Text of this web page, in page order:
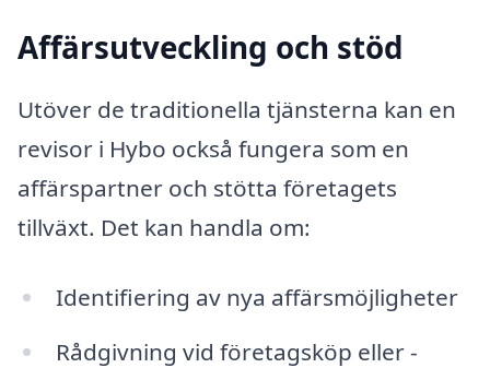
Affärsutveckling och stöd
Utöver de traditionella tjänsterna kan en
revisor i Hybo också fungera som en
affärspartner och stötta företagets
tillväxt. Det kan handla om:
Identifiering av nya affärsmöjligheter
Rådgivning vid företagsköp eller -